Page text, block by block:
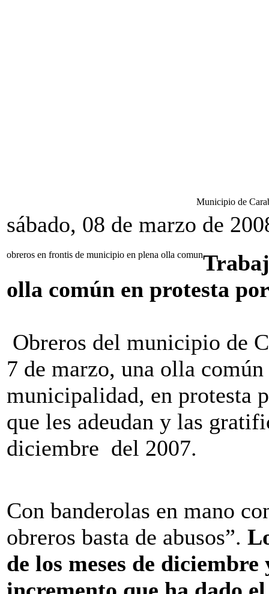
Municipio de
sábado, 08 de marzo de
obreros en frontis de municipio en plena olla comun
olla común en protesta
Obreros del municipio de
7 de marzo, una olla
municipalidad, en protesta
que les adeudan y las
diciembre del 2007.
Con banderolas en mano
obreros basta de abusos”.
de los meses de